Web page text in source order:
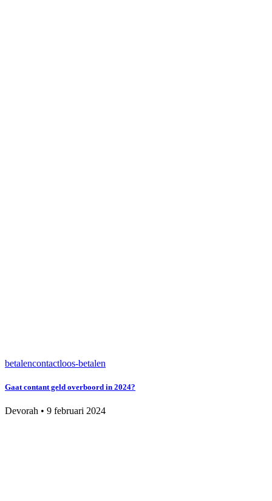
betalencontactloos-betalen
Gaat contant geld overboord in 2024?
Devorah • 9 februari 2024